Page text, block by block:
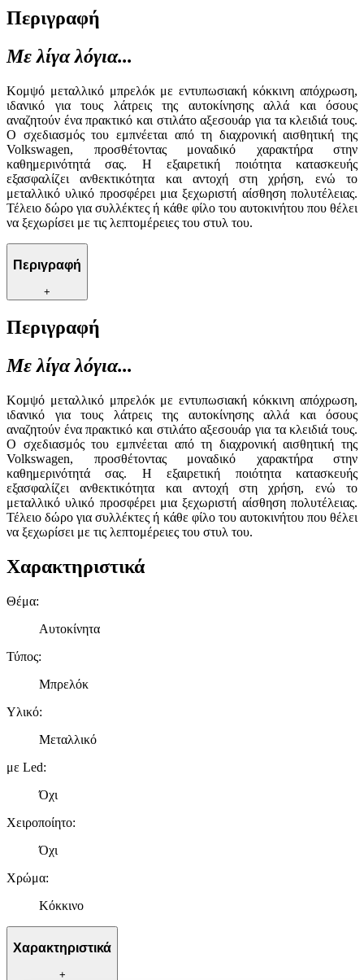
Περιγραφή
Με λίγα λόγια...
Κομψό μεταλλικό μπρελόκ με εντυπωσιακή κόκκινη απόχρωση,
ιδανικό για τους λάτρεις της αυτοκίνησης αλλά και όσους
αναζητούν ένα πρακτικό και στιλάτο αξεσουάρ για τα κλειδιά τους.
Ο σχεδιασμός του εμπνέεται από τη διαχρονική αισθητική της
Volkswagen, προσθέτοντας μοναδικό χαρακτήρα στην
καθημερινότητά σας. Η εξαιρετική ποιότητα κατασκευής
εξασφαλίζει ανθεκτικότητα και αντοχή στη χρήση, ενώ το
μεταλλικό υλικό προσφέρει μια ξεχωριστή αίσθηση πολυτέλειας.
Τέλειο δώρο για συλλέκτες ή κάθε φίλο του αυτοκινήτου που θέλει
να ξεχωρίσει με τις λεπτομέρειες του στυλ του.
Περιγραφή
+
Περιγραφή
Με λίγα λόγια...
Κομψό μεταλλικό μπρελόκ με εντυπωσιακή κόκκινη απόχρωση,
ιδανικό για τους λάτρεις της αυτοκίνησης αλλά και όσους
αναζητούν ένα πρακτικό και στιλάτο αξεσουάρ για τα κλειδιά τους.
Ο σχεδιασμός του εμπνέεται από τη διαχρονική αισθητική της
Volkswagen, προσθέτοντας μοναδικό χαρακτήρα στην
καθημερινότητά σας. Η εξαιρετική ποιότητα κατασκευής
εξασφαλίζει ανθεκτικότητα και αντοχή στη χρήση, ενώ το
μεταλλικό υλικό προσφέρει μια ξεχωριστή αίσθηση πολυτέλειας.
Τέλειο δώρο για συλλέκτες ή κάθε φίλο του αυτοκινήτου που θέλει
να ξεχωρίσει με τις λεπτομέρειες του στυλ του.
Χαρακτηριστικά
Θέμα:
Αυτοκίνητα
Τύπος:
Μπρελόκ
Υλικό:
Μεταλλικό
με Led:
Όχι
Χειροποίητο:
Όχι
Χρώμα:
Κόκκινο
Χαρακτηριστικά
+